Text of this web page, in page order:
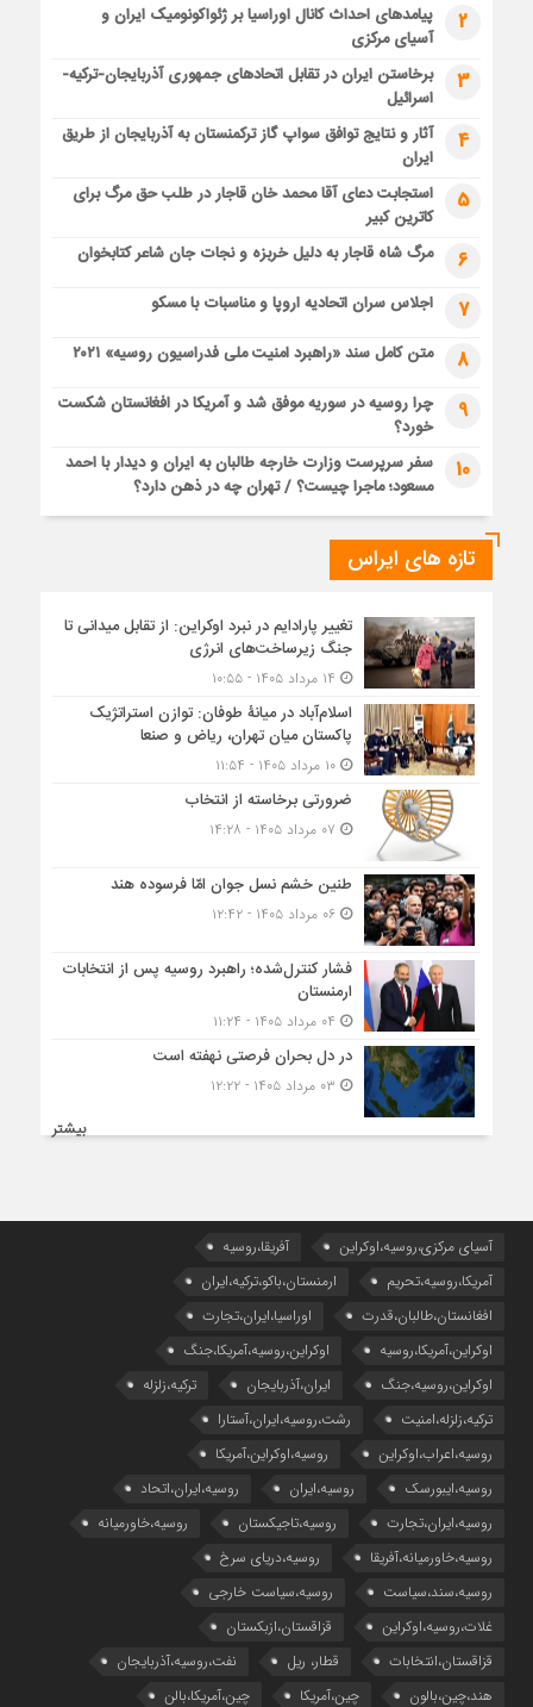
2
پیامدهای احداث کانال اوراسیا بر ژئواکونومیک ایران و
آسیای مرکزی
3
برخاستن ایران در تقابل اتحادهای جمهوری آذربایجان-ترکیه-
اسرائیل
4
آثار و نتایج توافق سواپ گاز ترکمنستان به آذربایجان از طریق
ایران
5
استجابت دعای آقا محمد خان قاجار در طلب حق مرگ برای
کاترین کبیر
6 مرگ شاه قاجار به دلیل خربزه و نجات جان شاعر کتابخوان
7 اجلاس سران اتحادیه اروپا و مناسبات با مسکو
8 متن کامل سند «راهبرد امنیت ملی فدراسیون روسیه» ۲۰۲۱
9
چرا روسیه در سوریه موفق شد و آمریکا در افغانستان شکست
خورد؟
10
سفر سرپرست وزارت خارجه طالبان به ایران و دیدار با احمد
مسعود؛ ماجرا چیست؟ / تهران چه در ذهن دارد؟
تازه های ایراس
تغییر پارادایم در نبرد اوکراین: از تقابل میدانی تا
جنگ زیرساخت‌های انرژی
اسلام‌آباد در میانۀ طوفان: توازن استراتژیک
پاکستان میان تهران، ریاض و صنعا
۱۰ مرداد ۱۴۰۵ - ۱۱:۵۴
ضرورتی برخاسته از انتخاب
طنین خشم نسل جوان امّا فرسوده هند
۰۶ مرداد ۱۴۰۵ - ۱۲:۴۲
فشار کنترل‌شده؛ راهبرد روسیه پس از انتخابات
ارمنستان
در دل بحران فرصتی نهفته است
بیشتر
آسیای مرکزی،روسیه،اوکراین
آفریقا،روسیه
آمریکا،روسیه،تحریم
ارمنستان،باکو،ترکیه،ایران
افغانستان،طالبان،قدرت
اوراسیا،ایران،تجارت
اوکراین،آمریکا،روسیه
اوکراین،روسیه،آمریکا،جنگ
اوکراین،روسیه،جنگ
ایران،آذربایجان
ترکیه،زلزله
ترکیه،زلزله،امنیت
رشت،روسیه،ایران،آستارا
روسیه،اعراب،اوکراین
روسیه،اوکراین،آمریکا
روسیه،ایبورسک
روسیه،ایران
روسیه،ایران،اتحاد
روسیه،ایران،تجارت
روسیه،تاجیکستان
روسیه،خاورمیانه
روسیه،خاورمیانه،آفریقا
روسیه،دریای سرخ
روسیه،سند،سیاست
روسیه،سیاست خارجی
غلات،روسیه،اوکراین
قزاقستان،ازبکستان
قزاقستان،انتخابات
قطار، ریل
نفت،روسیه،آذربایجان
هند،چین،بالون
چین،آمریکا چین،آمریکا،بالن